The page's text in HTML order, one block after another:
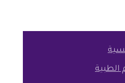
الطبية